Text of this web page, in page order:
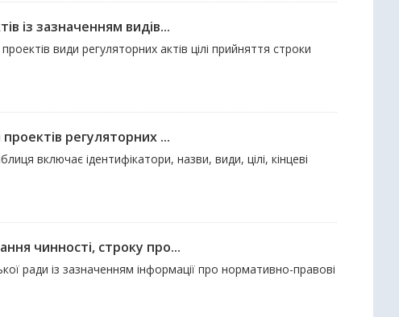
із зазначенням видів...
види регуляторних актів цілі прийняття строки
проектів регуляторних ...
включає ідентифікатори, назви, види, цілі, кінцеві
чинності, строку про...
ради із зазначенням інформації про нормативно-правові